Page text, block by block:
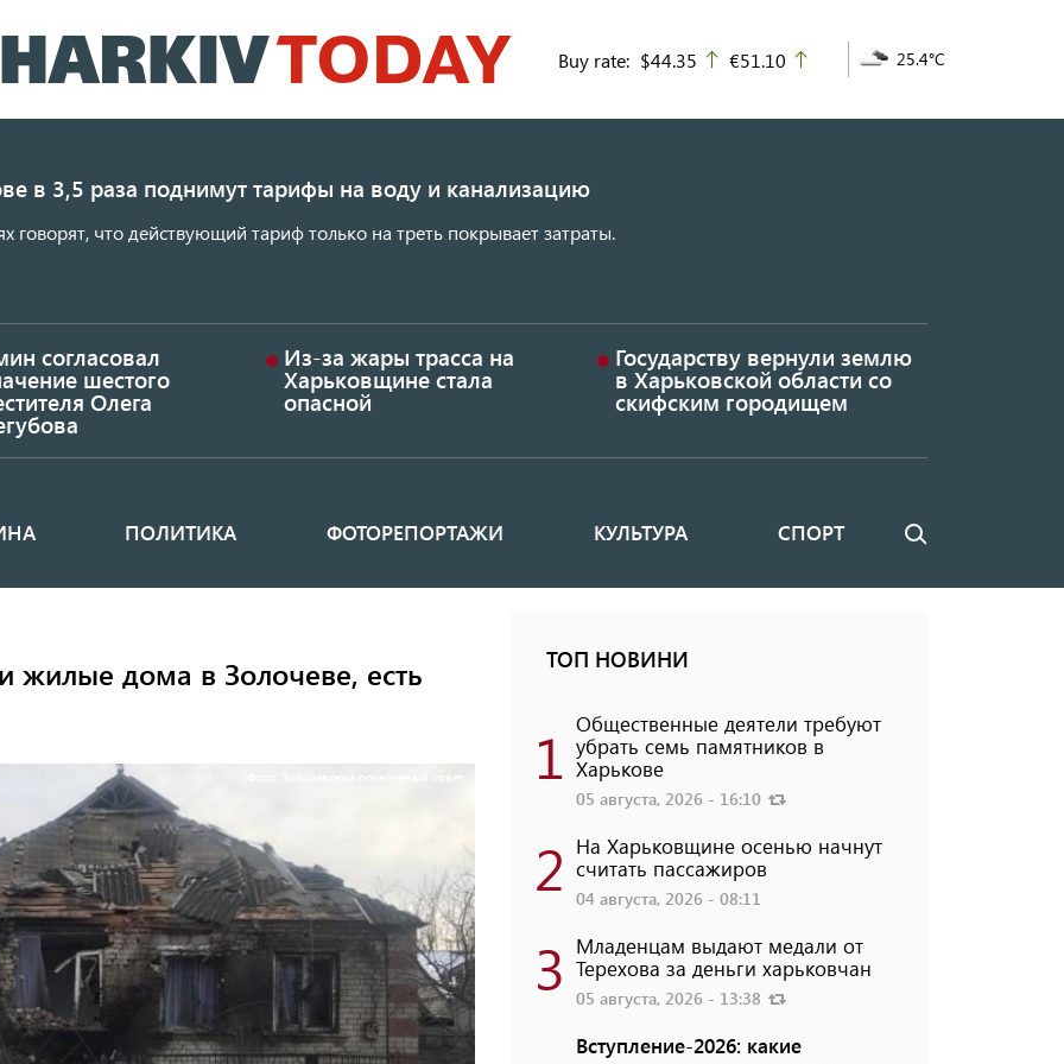
к
основному
Buy rate: $44.35 up
€51.10 25.4°C
в 3,5 раза поднимут тарифы на воду и канализацию
говорят, что действующий тариф только на треть покрывает затраты.
согласовал
шестого
Олега
Из-за жары трасса на
Харьковщине стала
опасной
Государству вернули землю
в Харьковской области со
скифским городищем
ПОЛИТИКА ФОТОРЕПОРТАЖИ КУЛЬТУРА СПОРТ Поиск
жилые дома в Золочеве, есть
Фото: Золочевский поселковый совет
ТОП НОВИНИ
1 Общественные деятели требуют
убрать семь памятников в
Харькове
05 августа, 2026 - 16:10
2 На Харьковщине осенью начнут
считать пассажиров
04 августа, 2026 - 08:11
3 Младенцам выдают медали от
Терехова за деньги харьковчан
05 августа, 2026 - 13:38
Вступление-2026: какие